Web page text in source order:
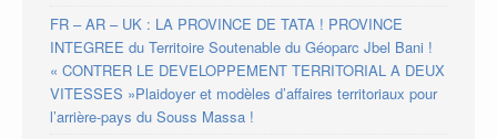
FR – AR – UK : LA PROVINCE DE TATA ! PROVINCE
INTEGREE du Territoire Soutenable du Géoparc Jbel Bani !
« CONTRER LE DEVELOPPEMENT TERRITORIAL A DEUX
VITESSES »Plaidoyer et modèles d’affaires territoriaux pour
l’arrière-pays du Souss Massa !